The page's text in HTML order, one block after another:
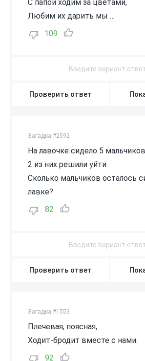
С папой ходим за цветами,
Любим их дарить мы …
109
Проверить ответ
Загадка #2592
На лавочке сидело 5
2 из них решили уйти.
Сколько мальчиков осталось
лавке?
82
Проверить ответ
Загадка #1553
Плечевая, поясная,
Ходит-бродит вместе с нами.
92